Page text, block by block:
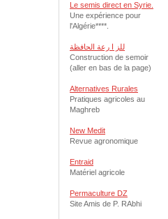
Le semis direct en Syrie.
Une expérience pour
l'Algérie****.
للز ا رعة الحافظة
Construction de semoir
(aller en bas de la page)
Alternatives Rurales
Pratiques agricoles au
Maghreb
New Medit
Revue agronomique
Entraid
Matériel agricole
Permaculture DZ
Site Amis de P. RAbhi